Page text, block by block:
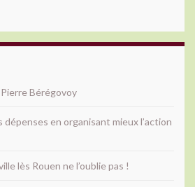
Bérégovoy
dépenses en organisant mieux l’action
lès Rouen ne l’oublie pas !